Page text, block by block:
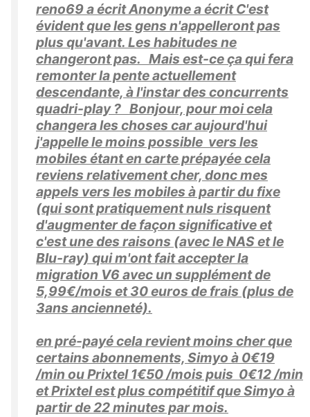
reno69 a écrit Anonyme a écrit C'est
évident que les gens n'appelleront pas
plus qu'avant. Les habitudes ne
changeront pas. Mais est-ce ça qui fera
remonter la pente actuellement
descendante, à l'instar des concurrents
quadri-play ? Bonjour, pour moi cela
changera les choses car aujourd'hui
j'appelle le moins possible vers les
mobiles étant en carte prépayée cela
reviens relativement cher, donc mes
appels vers les mobiles à partir du fixe
(qui sont pratiquement nuls risquent
d'augmenter de façon significative et
c'est une des raisons (avec le NAS et le
Blu-ray) qui m'ont fait accepter la
migration V6 avec un supplément de
5,99€/mois et 30 euros de frais (plus de
3ans ancienneté).
en pré-payé cela revient moins cher que
certains abonnements, Simyo à 0€19
/min ou Prixtel 1€50 /mois puis 0€12 /min
et Prixtel est plus compétitif que Simyo à
partir de 22 minutes par mois.